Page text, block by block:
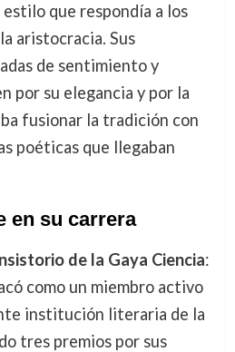
que respondía a los
aristocracia. Sus
de sentimiento y
por su elegancia y por la
fusionar la tradición con
poéticas que llegaban
en su carrera
de la Gaya Ciencia:
como un miembro activo
institución literaria de la
tres premios por sus